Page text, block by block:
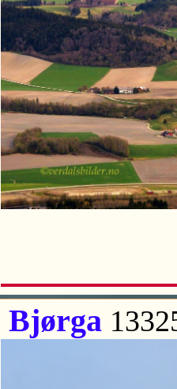
Bjørga